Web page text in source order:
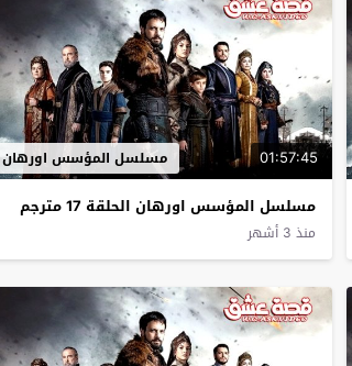
01:57:45 مسلسل المؤسس اورهان
مسلسل المؤسس اورهان الحلقة 17 مترجم
منذ 3 أشهر